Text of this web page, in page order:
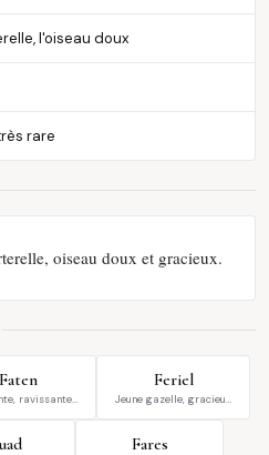
l'oiseau doux
rare
oiseau doux et gracieux.
Faten
ravissante…
Feriel
Jeune gazelle, gracieu…
Fares